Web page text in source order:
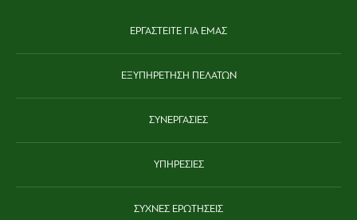
ΕΡΓΑΣΤΕΙΤΕ ΓΙΑ ΕΜΑΣ
ΕΞΥΠΗΡΕΤΗΣΗ ΠΕΛΑΤΩΝ
ΣΥΝΕΡΓΑΣΙΕΣ
ΥΠΗΡΕΣΙΕΣ
ΣΥΧΝΕΣ ΕΡΩΤΗΣΕΙΣ